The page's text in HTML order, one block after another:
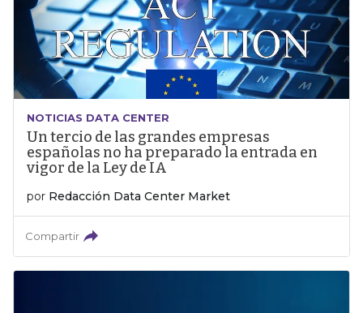
NOTICIAS DATA CENTER
Un tercio de las grandes empresas
españolas no ha preparado la entrada en
vigor de la Ley de IA
por Redacción Data Center Market
Compartir